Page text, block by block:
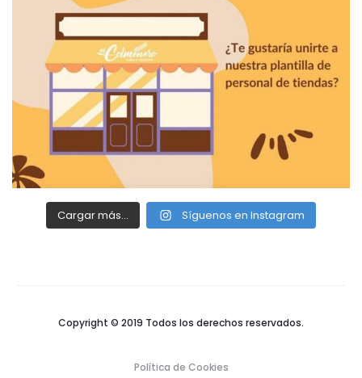
Cargar más... Síguenos en Instagram
Copyright © 2019 Todos los derechos reservados.
Política de Cookies